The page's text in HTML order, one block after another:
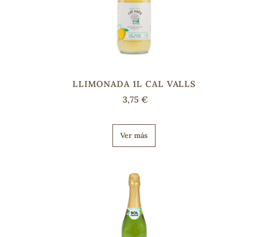
LLIMONADA 1L CAL VALLS
3,75 €
Ver más